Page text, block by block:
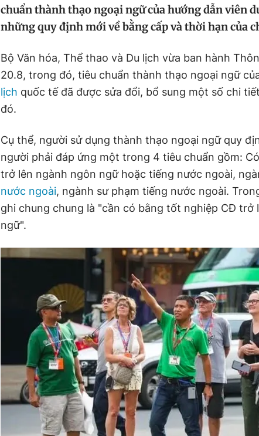
chuẩn thành thạo ngoại ngữ của hướng dẫn viên
những quy định mới về bằng cấp và thời hạn của
Bộ Văn hóa, Thể thao và Du lịch vừa ban hành
20.8, trong đó, tiêu chuẩn thành thạo ngoại ngữ
lịch quốc tế đã được sửa đổi, bổ sung một số chi
đó.
Cụ thể, người sử dụng thành thạo ngoại ngữ quy
người phải đáp ứng một trong 4 tiêu chuẩn gồm:
trở lên ngành ngôn ngữ hoặc tiếng nước ngoài,
nước ngoài, ngành sư phạm tiếng nước ngoài.
ghi chung chung là "cần có bằng tốt nghiệp CĐ trở
ngữ".